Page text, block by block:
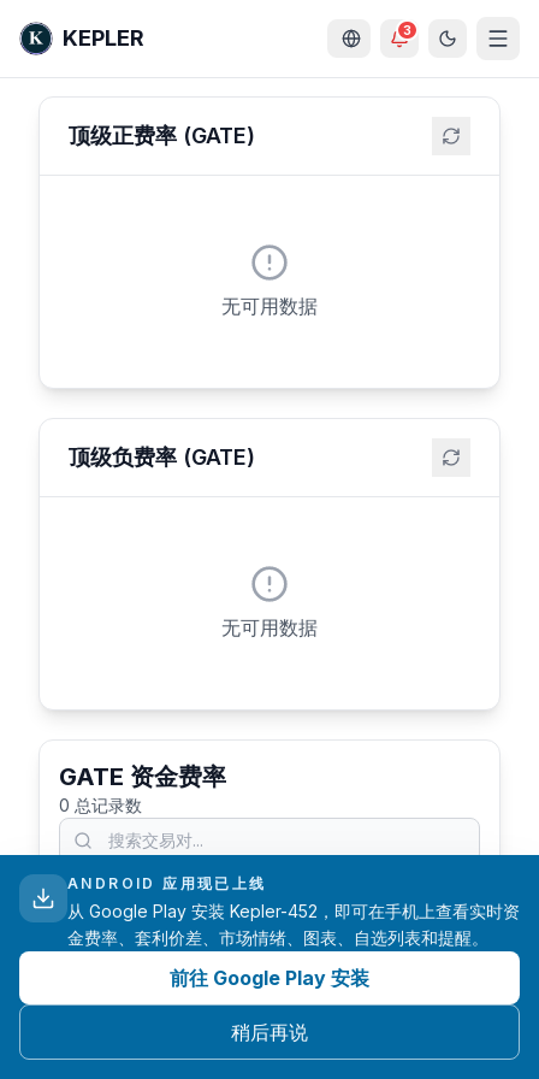
KEPLER 3
顶级正费率 (GATE)
无可用数据
顶级负费率 (GATE)
无可用数据
GATE 资金费率
0 总记录数
刷新
ANDROID 应用现已上线
从 Google Play 安装 Kepler-452，即可在手机上查看实时资
金费率、套利价差、市场情绪、图表、自选列表和提醒。
前往 Google Play 安装
稍后再说